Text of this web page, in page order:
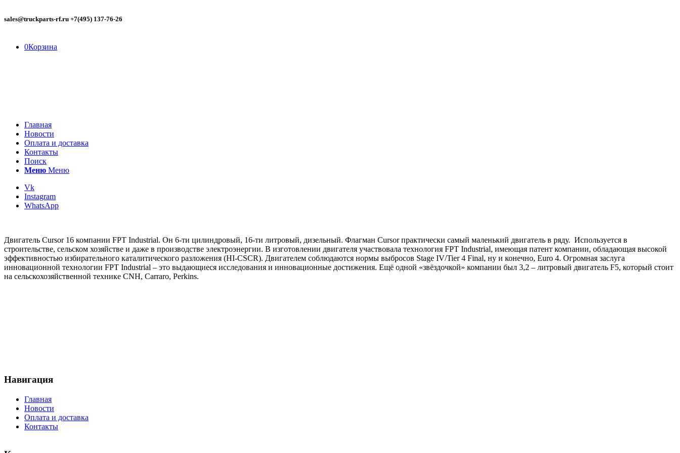
sales@truckparts-rf.ru +7(495) 137-76-26
0Корзина
Главная
Новости
Оплата и доставка
Контакты
Поиск
Меню Меню
Vk
Instagram
WhatsApp
Двигатель Cursor 16 компании FPT Industrial. Он 6-ти цилиндровый, 16-ти литровый, дизельный. Флагман Cursor практически самый маленький двигатель в ряду. Используется в
строительстве, сельском хозяйстве и даже в производстве электроэнергии. В изготовлении двигателя участвовала технология FPT Industrial, имеющая патент компании, обладающая высокой
эффективностью избирательного каталитического разложения (HI-CSCR). Двигателем соблюдаются нормы выбросов Stage IV/Tier 4 Final, ну и конечно, Euro 4. Огромная заслуга
инновационной технологии FPT Industrial – это выдающиеся исследования и инновационные достижения. Ещё одной «звёздочкой» компании был 3,2 – литровый двигатель F5, который стоит
на сельскохозяйственной технике CNH, Carraro, Perkins.
Навигация
Главная
Новости
Оплата и доставка
Контакты